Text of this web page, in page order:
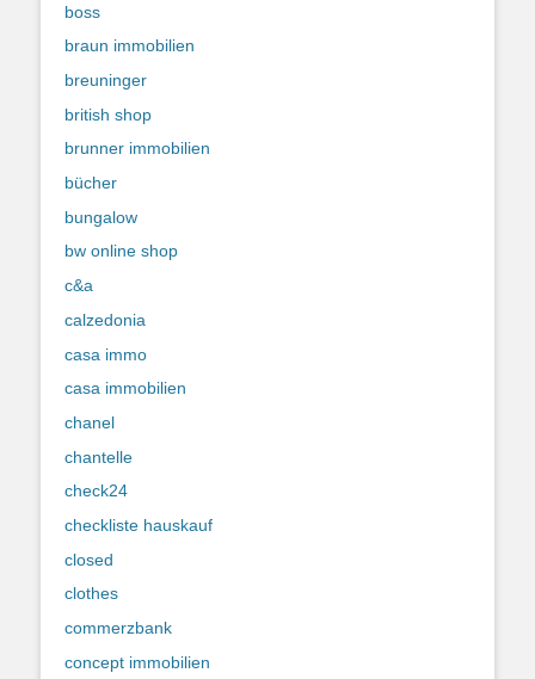
boss
braun immobilien
breuninger
british shop
brunner immobilien
bücher
bungalow
bw online shop
c&a
calzedonia
casa immo
casa immobilien
chanel
chantelle
check24
checkliste hauskauf
closed
clothes
commerzbank
concept immobilien